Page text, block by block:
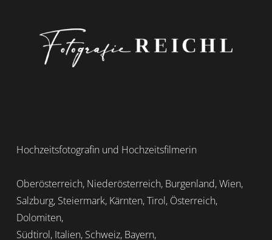
Hochzeitsfotografin und Hochzeitsfilmerin
Oberösterreich, Niederösterreich, Burgenland, Wien,
Salzburg, Steiermark, Kärnten, Tirol, Österreich,
Dolomiten,
Südtirol, Italien, Schweiz, Bayern,